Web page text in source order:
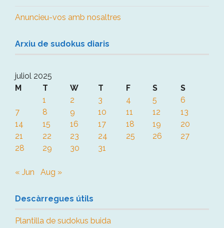
Anuncieu-vos amb nosaltres
Arxiu de sudokus diaris
juliol 2025
M
T W T F S
S
1
2 3 4 5
6
7
8 9 10 11 12
13
14
15 16 17 18 19
20
21
22 23 24 25 26
27
28
29 30 31
« Jun Aug »
Descàrregues útils
Plantilla de sudokus buida